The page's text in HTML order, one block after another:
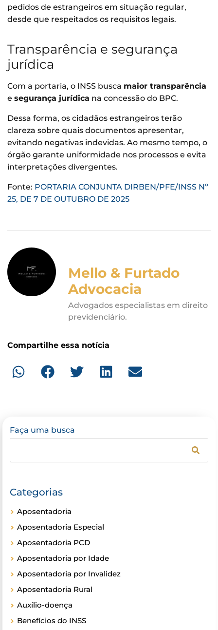
pedidos de estrangeiros em situação regular,
desde que respeitados os requisitos legais.
Transparência e segurança
jurídica
Com a portaria, o INSS busca maior transparência
e segurança jurídica na concessão do BPC.
Dessa forma, os cidadãos estrangeiros terão
clareza sobre quais documentos apresentar,
evitando negativas indevidas. Ao mesmo tempo, o
órgão garante uniformidade nos processos e evita
interpretações divergentes.
Fonte: PORTARIA CONJUNTA DIRBEN/PFE/INSS Nº
25, DE 7 DE OUTUBRO DE 2025
Mello & Furtado
Advocacia
Advogados especialistas em direito
previdenciário.
Compartilhe essa notícia
Faça uma busca
Categorias
Aposentadoria
Aposentadoria Especial
Aposentadoria PCD
Aposentadoria por Idade
Aposentadoria por Invalidez
Aposentadoria Rural
Auxílio-doença
Benefícios do INSS